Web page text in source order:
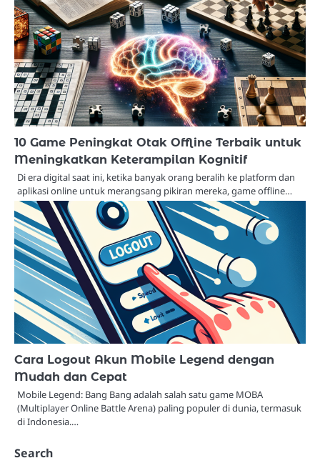
10 Game Peningkat Otak Offline Terbaik untuk
Meningkatkan Keterampilan Kognitif
Di era digital saat ini, ketika banyak orang beralih ke platform dan
aplikasi online untuk merangsang pikiran mereka, game offline…
Cara Logout Akun Mobile Legend dengan
Mudah dan Cepat
Mobile Legend: Bang Bang adalah salah satu game MOBA
(Multiplayer Online Battle Arena) paling populer di dunia, termasuk
di Indonesia.…
Search